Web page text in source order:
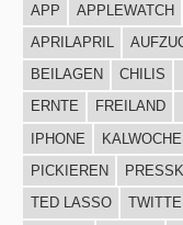
APP APPLEWATCH
APRILAPRIL
BEILAGEN
CHILIS
ERNTE
FREILAND
IPHONE
KALWOCHE
PICKIEREN
TED LASSO